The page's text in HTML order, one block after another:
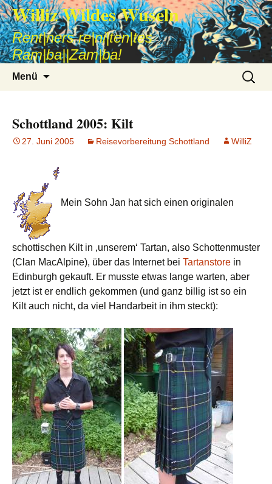
Williz Wildes Wuseln
Rent|ners re|ni|ten|tes
Ram|ba||Zam|ba!
Menü
Suche
nach:
Schottland 2005: Kilt
27. Juni 2005 Reisevorbereitung Schottland WilliZ
Mein Sohn Jan hat sich einen originalen
schottischen Kilt in ‚unserem‘ Tartan, also Schottenmuster
(Clan MacAlpine), über das Internet bei Tartanstore in
Edinburgh gekauft. Er musste etwas lange warten, aber
jetzt ist er endlich gekommen (und ganz billig ist so ein
Kilt auch nicht, da viel Handarbeit in ihm steckt):